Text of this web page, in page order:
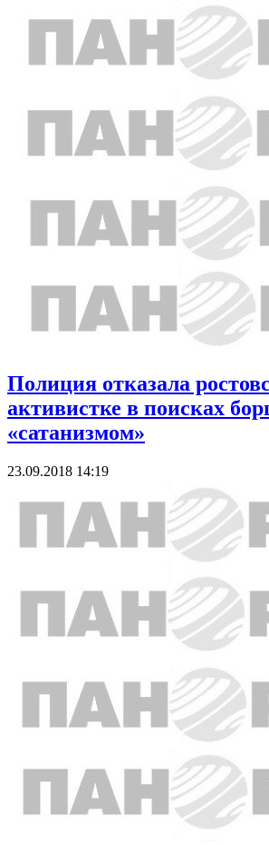
Полиция отказала
активистке в поисках
«сатанизмом»
23.09.2018 14:19